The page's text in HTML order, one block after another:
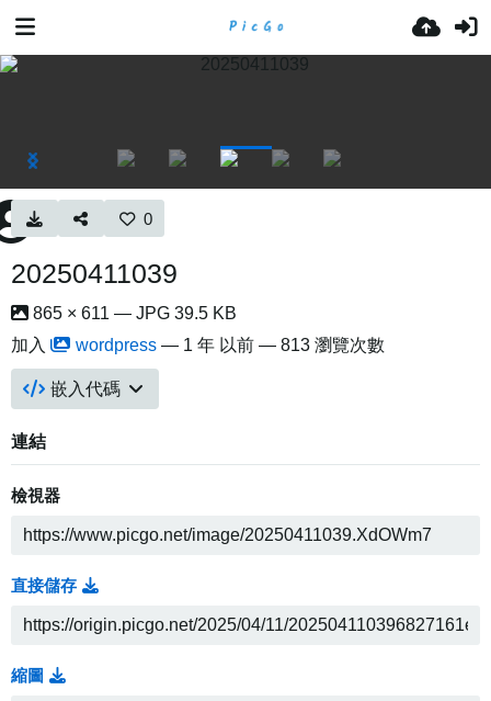
0
20250411039
865 × 611 — JPG 39.5 KB
加入
wordpress — 1 年 以前 — 813 瀏覽次數
嵌入代碼
連結
檢視器
直接儲存
縮圖